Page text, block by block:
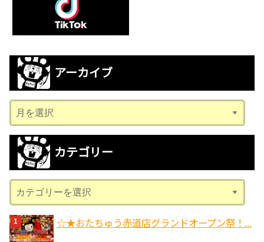
アーカイブ
ー
カ
ブ
カテゴリー
テ
ゴ
リ
☆★おたちゅう赤道店グランドオープン祭！...